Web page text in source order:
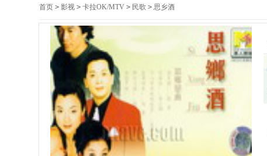
首页 > 影视 > 卡拉OK/MTV > 民歌 > 思乡酒